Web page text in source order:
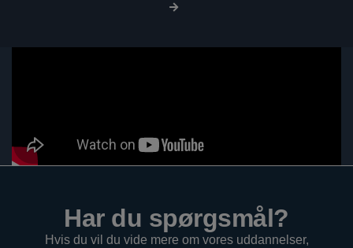
Har du spørgsmål?
Hvis du vil du vide mere om vores uddannelser,